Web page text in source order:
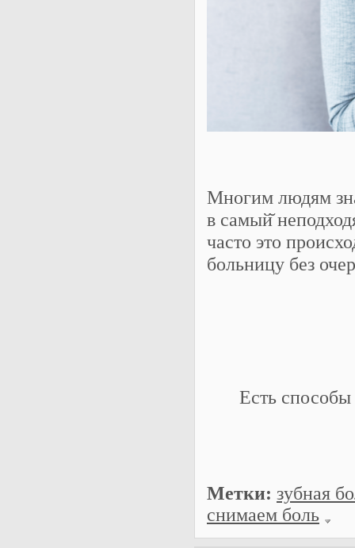
Многим людям
в самый̆
часто это
больницу без
Есть способы
Метки: зубная
снимаем боль